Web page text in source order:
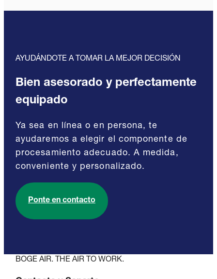
AYUDÁNDOTE A TOMAR LA MEJOR DECISIÓN
Bien asesorado y perfectamente
equipado
Ya sea en línea o en persona, te
ayudaremos a elegir el componente de
procesamiento adecuado. A medida,
conveniente y personalizado.
Ponte en contacto
BOGE AIR. THE AIR TO WORK.